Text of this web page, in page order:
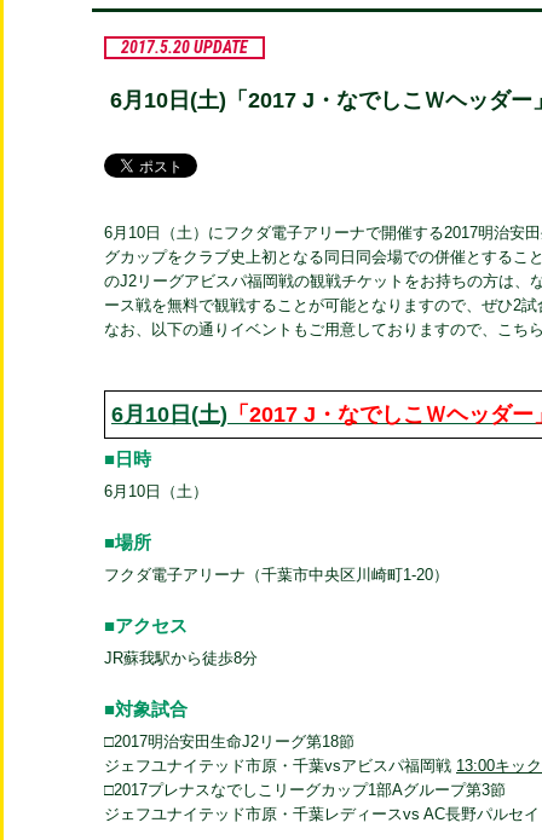
2017.5.20 UPDATE
6月10日(土)「2017 J・なでしこＷヘッダー
6月10日（土）にフクダ電子アリーナで開催する2017明治安
グカップをクラブ史上初となる同日同会場での併催とするこ
のJ2リーグアビスパ福岡戦の観戦チケットをお持ちの方は、
ース戦を無料で観戦することが可能となりますので、ぜひ2
なお、以下の通りイベントもご用意しておりますので、こち
6月10日(土) 「2017 J・なでしこＷヘッダー
■日時
6月10日（土）
■場所
フクダ電子アリーナ（千葉市中央区川崎町1-20）
■アクセス
JR蘇我駅から徒歩8分
■対象試合
□2017明治安田生命J2リーグ第18節
ジェフユナイテッド市原・千葉vsアビスパ福岡戦 13:00キッ
□2017プレナスなでしこリーグカップ1部Aグループ第3節
ジェフユナイテッド市原・千葉レディースvs AC長野パルセ